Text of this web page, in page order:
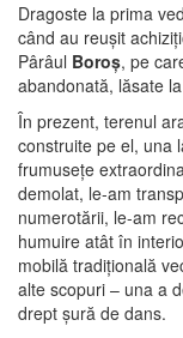
Dragoste la prima
când au reuşit
Pârâul Boroş, pe
abandonată, lăsate
În prezent, terenul
construite pe el, una
frumuseţe
demolat, le-am
numerotării, le-am
humuire atât în
mobilă tradiţională
alte scopuri – una a
drept şură de dans.